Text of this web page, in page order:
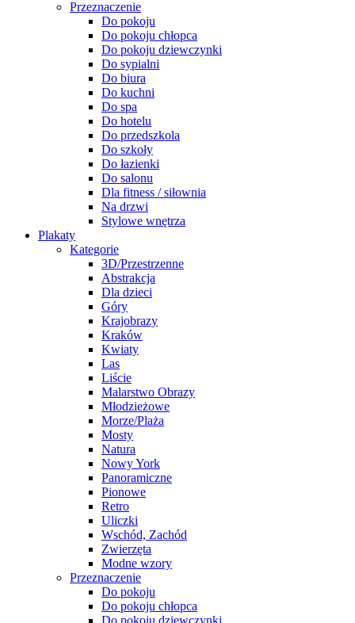
Przeznaczenie
Do pokoju
Do pokoju chłopca
Do pokoju dziewczynki
Do sypialni
Do biura
Do kuchni
Do spa
Do hotelu
Do przedszkola
Do szkoły
Do łazienki
Do salonu
Dla fitness / siłownia
Na drzwi
Stylowe wnętrza
Plakaty
Kategorie
3D/Przestrzenne
Abstrakcja
Dla dzieci
Góry
Krajobrazy
Kraków
Kwiaty
Las
Liście
Malarstwo Obrazy
Młodzieżowe
Morze/Plaża
Mosty
Natura
Nowy York
Panoramiczne
Pionowe
Retro
Uliczki
Wschód, Zachód
Zwierzęta
Modne wzory
Przeznaczenie
Do pokoju
Do pokoju chłopca
Do pokoju dziewczynki